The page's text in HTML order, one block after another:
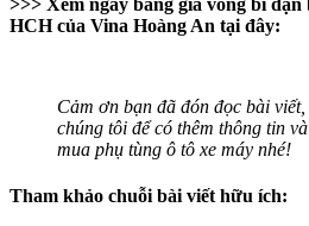
HCH của Vina Hoàng An tại đây:
Cảm ơn bạn đã đón đọc bài
chúng tôi để có thêm thông tin
mua phụ tùng ô tô xe máy nhé!
Tham khảo chuỗi bài viết hữu ích: